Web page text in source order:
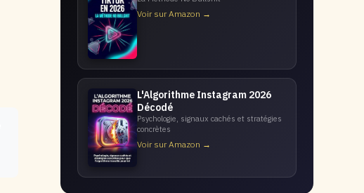
Voir sur Amazon →
L'Algorithme Instagram 2026
Décodé
Psychologie, signaux cachés et stratégies
concrètes
Voir sur Amazon →